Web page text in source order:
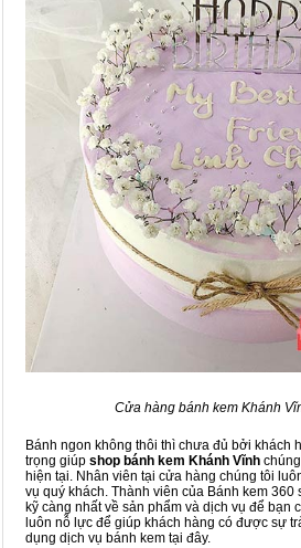
Cửa hàng bánh kem Khánh
Bánh ngon không thôi thì chưa đủ bởi khách
trọng giúp shop bánh kem Khánh Vĩnh
hiện tại. Nhân viên tại cửa hàng chúng tôi
vụ quý khách. Thành viên của Bánh kem 360
kỹ càng nhất về sản phẩm và dịch vụ để bạn
luôn nỗ lực để giúp khách hàng có được sự
dụng dịch vụ bánh kem tại đây.